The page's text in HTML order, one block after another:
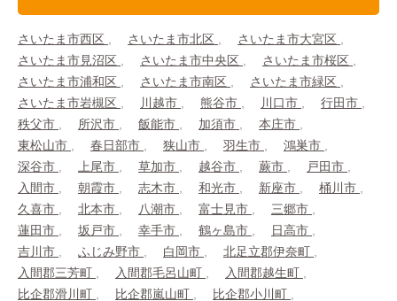
さいたま市西区 さいたま市北区
さいたま市大宮区
さいたま市見沼区
さいたま市中央区
さいたま市桜区
さいたま市浦和区
さいたま市南区
さいたま市緑区
さいたま市岩槻区
川越市 熊谷市 川口市
行田市
秩父市
所沢市 飯能市 加須市
本庄市
東松山市
春日部市 狭山市 羽生市
鴻巣市
深谷市
上尾市 草加市 越谷市 蕨市
戸田市
入間市
朝霞市 志木市 和光市 新座市
桶川市
久喜市
北本市 八潮市 富士見市
三郷市
蓮田市
坂戸市 幸手市 鶴ヶ島市
日高市
吉川市
ふじみ野市 白岡市
北足立郡伊奈町
入間郡三芳町
入間郡毛呂山町
入間郡越生町
比企郡滑川町
比企郡嵐山町
比企郡小川町